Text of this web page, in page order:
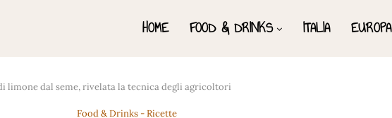
HOME FOOD & DRINKS ITALIA EUROPA
limone dal seme, rivelata la tecnica degli agricoltori
Food & Drinks - Ricette